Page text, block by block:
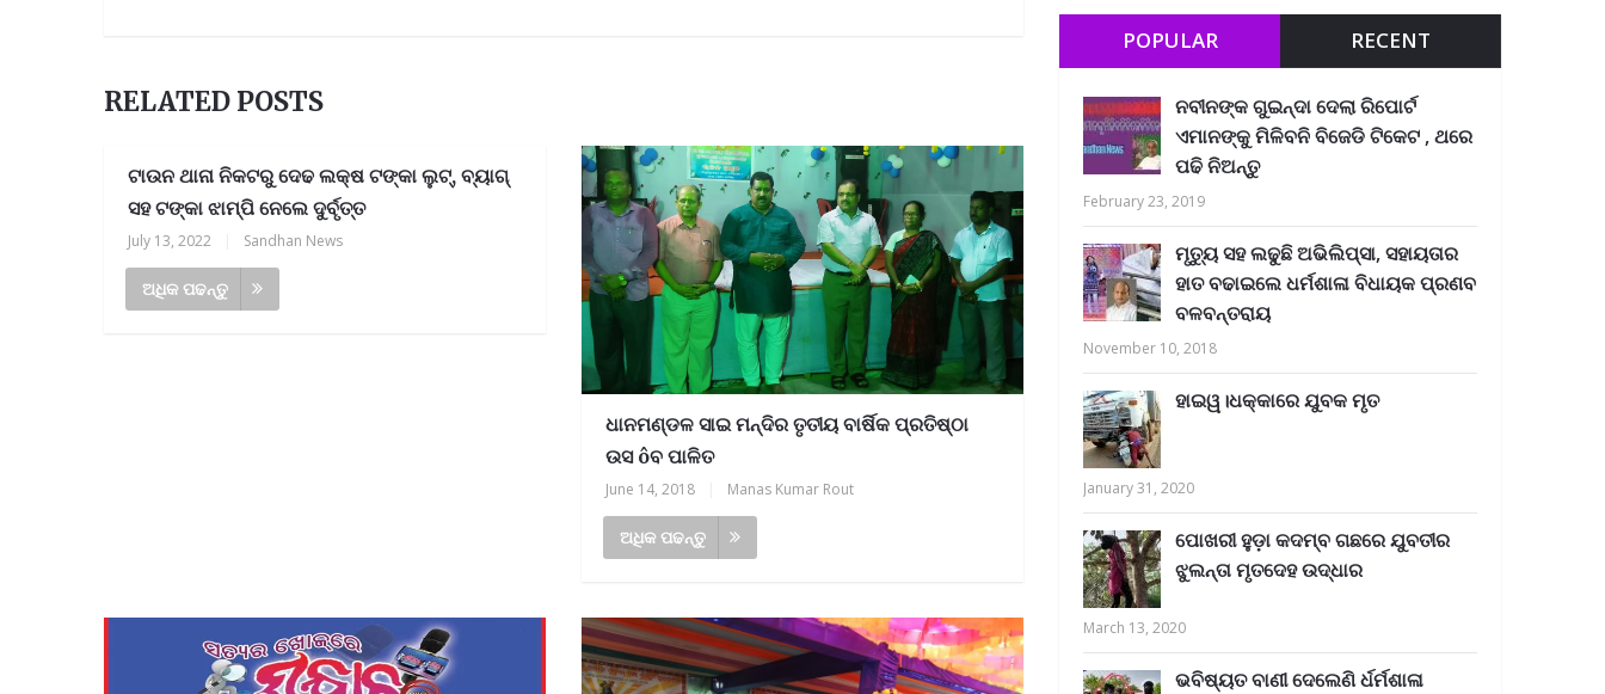
RELATED POSTS
ଟାଉନ ଥାନା ନିକଟରୁ ଦେଢ ଲକ୍ଷ ଟଙ୍କା ଲୁଟ୍, ବ୍ୟାଗ୍
ସହ ଟଙ୍କା ଝାମ୍ପି ନେଲେ ଦୁର୍ବୃତ୍ତ
July 13, 2022 Sandhan News
ଅଧିକ ପଢନ୍ତୁ
ଧାନମଣ୍ଡଳ ସାଇ ମନ୍ଦିର ତୃତୀୟ ବାର୍ଷିକ ପ୍ରତିଷ୍ଠା
ଉସ ôବ ପାଳିତ
June 14, 2018 Manas Kumar Rout
ଅଧିକ ପଢନ୍ତୁ
POPULAR RECENT
ନବୀନଙ୍କ ଗୁଇନ୍ଦା ଦେଲା ରିପୋର୍ଟ
ଏମାନଙ୍କୁ ମିଳିବନି ବିଜେଡି ଟିକେଟ , ଥରେ
ପଢି ନିଅନ୍ତୁ
February 23, 2019
ମୃତ୍ୟୁ ସହ ଲଢୁଛି ଅଭିଲିପ୍ସା, ସହାୟତାର
ହାତ ବଢାଇଲେ ଧର୍ମଶାଳା ବିଧାୟକ ପ୍ରଣବ
ବଳବନ୍ତରାୟ
November 10, 2018
ହାଇୱ।ଧକ୍କାରେ ଯୁବକ ମୃତ
January 31, 2020
ପୋଖରୀ ହୁଡ଼ା କଦମ୍ବ ଗଛରେ ଯୁବତୀର
ଝୁଲନ୍ତା ମୃତଦେହ ଉଦ୍ଧାର
March 13, 2020
ଭବିଷ୍ୟତ ବାଣୀ ଦେଲେଣି ର୍ଧର୍ମଶାଳା